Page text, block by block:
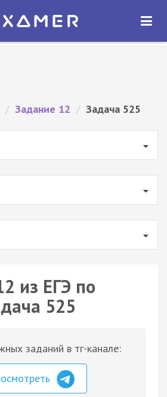
ЕГЭ 2027
ОТКРЫТЬ
/ Задание 12 / Задача 525
из ЕГЭ по
525
заданий в тг-канале: